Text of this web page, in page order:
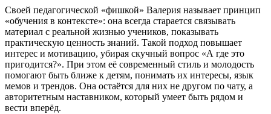
Своей педагогической «фишкой» Валерия называет принцип
«обучения в контексте»: она всегда старается связывать
материал с реальной жизнью учеников, показывать
практическую ценность знаний. Такой подход повышает
интерес и мотивацию, убирая скучный вопрос «А где это
пригодится?». При этом её современный стиль и молодость
помогают быть ближе к детям, понимать их интересы, язык
мемов и трендов. Она остаётся для них не другом по чату, а
авторитетным наставником, который умеет быть рядом и
вести вперёд.